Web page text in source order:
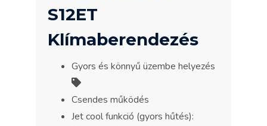
S12ET
Klímaberendezés
Gyors és könnyű üzembe helyezés
Csendes működés
Jet cool funkció (gyors hűtés):